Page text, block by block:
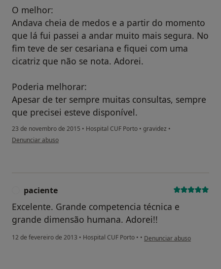
O melhor:
Andava cheia de medos e a partir do momento
que lá fui passei a andar muito mais segura. No
fim teve de ser cesariana e fiquei com uma
cicatriz que não se nota. Adorei.
Poderia melhorar:
Apesar de ter sempre muitas consultas, sempre
que precisei esteve disponível.
23 de novembro de 2015 • Hospital CUF Porto • gravidez •
na opinião do utilizador Conta eliminada
Denunciar abuso
paciente
Excelente. Grande competencia técnica e
grande dimensão humana. Adorei!!
12 de fevereiro de 2013 • Hospital CUF Porto • • na opinião do utilizador
Denunciar abuso